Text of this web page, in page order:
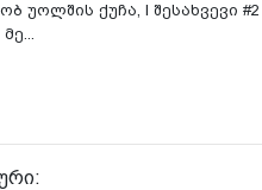
უოლშის ქუჩა, I შესახვევი